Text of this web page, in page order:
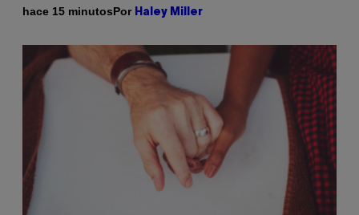
hace 15 minutosPor Haley Miller